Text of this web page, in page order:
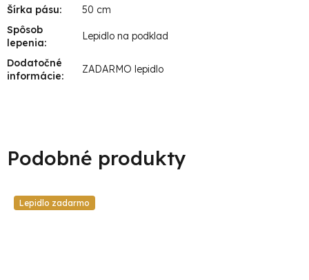
Šírka pásu:
50 cm
Spôsob
lepenia:
Lepidlo na podklad
Dodatočné
informácie:
ZADARMO lepidlo
Lepidlo zadarmo